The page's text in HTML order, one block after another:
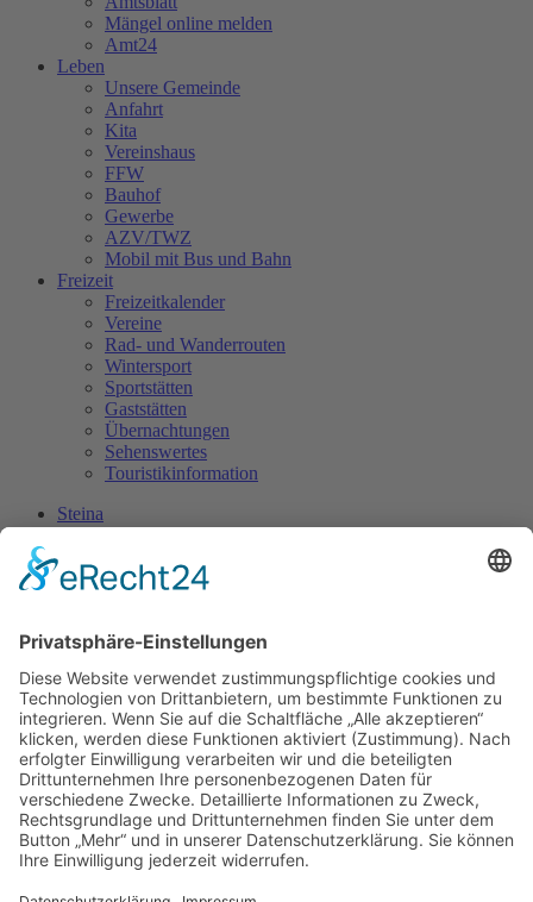
Mängel online melden
Amt24
Leben
Unsere Gemeinde
Anfahrt
Kita
Vereinshaus
FFW
Bauhof
Gewerbe
AZV/TWZ
Mobil mit Bus und Bahn
Freizeit
Freizeitkalender
Vereine
Rad- und Wanderrouten
Wintersport
Sportstätten
Gaststätten
Übernachtungen
Sehenswertes
Touristikinformation
Steina
Verkehrsteilnehmerschulung
01. 02. 2024
Themen:
Aktuelles im Straßenverkehr, erlebtes und für alle
interessantes zur gemeinsamen Auswertung
Abstandsreglung und deren Einflussfaktoren
Wir hoffen auf eine rege Teilnahme.
Ihr Organisationskomitee